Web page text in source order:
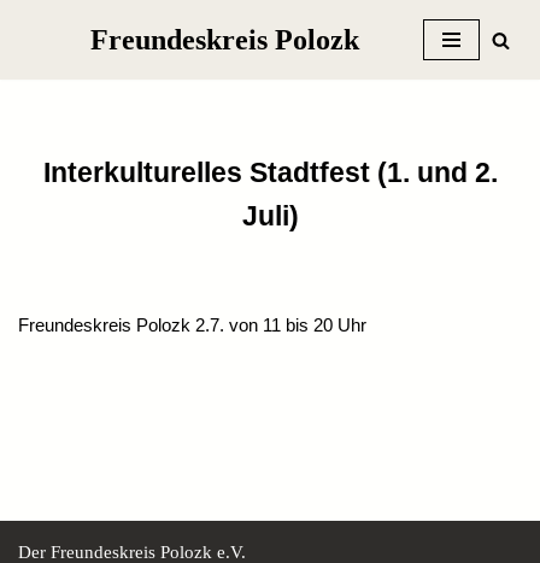
Freundeskreis Polozk
Interkulturelles Stadtfest (1. und 2.
Juli)
Freundeskreis Polozk 2.7. von 11 bis 20 Uhr
Der Freundeskreis Polozk e.V.